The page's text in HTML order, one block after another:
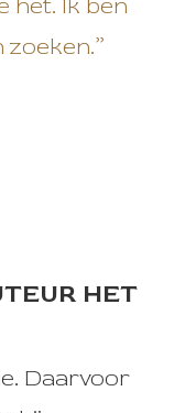
het. Ik ben
zoeken.”
HET
Daarvoor